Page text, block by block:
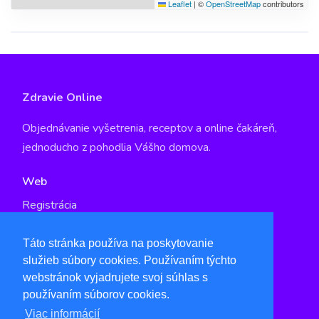
Táto stránka používa na poskytovanie
služieb súbory cookies. Používaním týchto
webstránok vyjadrujete svoj súhlas s
používaním súborov cookies.
Viac informácií
Leaflet | ©OpenStreetMapcontributors
Zdravie Online
Objednávanie vyšetrenia, receptov a online čakáreň,
jednoducho z pohodlia Vášho domova.
Web
Registrácia
Kontakt
info@qspot.io
www.qspot.io